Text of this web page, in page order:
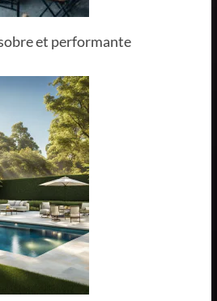
et performante